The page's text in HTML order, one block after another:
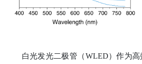
白光发光二极管（WLED）作为